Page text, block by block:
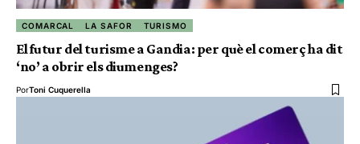
COMARCAL LA SAFOR TURISMO
El futur del turisme a Gandia: per què el comerç ha dit
‘no’ a obrir els diumenges?
PorToni Cuquerella